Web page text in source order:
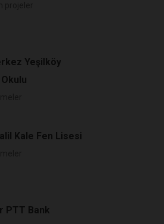
Yeşilköy
Kale Fen Lisesi
PTT Bank